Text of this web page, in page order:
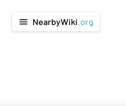
menu NearbyWiki .org